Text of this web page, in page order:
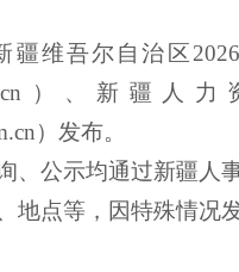
疆维吾尔自治区 2026
）、新疆人力
）发布。
、公示均通过新疆人
地点等，因特殊情况